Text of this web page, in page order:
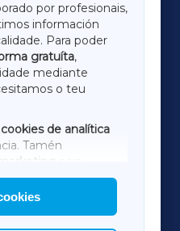
por profesionais,
información
Para poder
gratuíta,
mediante
o teu
cookies de analítica
Tamén
a elección das